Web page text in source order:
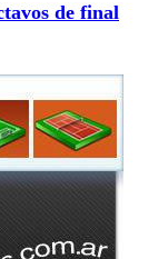
de final